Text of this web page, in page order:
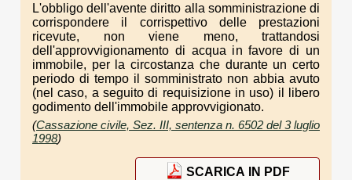
L'obbligo dell'avente diritto alla somministrazione di
corrispondere il corrispettivo delle prestazioni
ricevute, non viene meno, trattandosi
dell'approvvigionamento di acqua in favore di un
immobile, per la circostanza che durante un certo
periodo di tempo il somministrato non abbia avuto
(nel caso, a seguito di requisizione in uso) il libero
godimento dell'immobile approvvigionato.
(Cassazione civile, Sez. III, sentenza n. 6502 del 3 luglio
1998)
SCARICA IN PDF